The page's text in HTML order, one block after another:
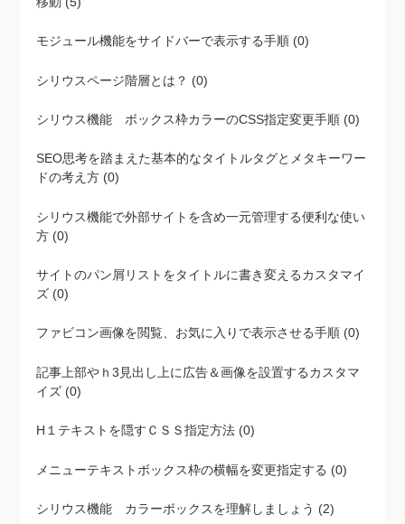
モジュール機能をサイドバーで表示する手順 (0)
シリウスページ階層とは？ (0)
シリウス機能 ボックス枠カラーのCSS指定変更手順 (0)
SEO思考を踏まえた基本的なタイトルタグとメタキーワー
シリウス機能で外部サイトを含め一元管理する便利な使い
サイトのパン屑リストをタイトルに書き変えるカスタマイ
ファビコン画像を閲覧、お気に入りで表示させる手順 (0)
記事上部やｈ3見出し上に広告＆画像を設置するカスタマ
H１テキストを隠すＣＳＳ指定方法 (0)
メニューテキストボックス枠の横幅を変更指定する (0)
シリウス機能 カラーボックスを理解しましょう (2)
ヘッダー画像をオリジナルに作成しよう (3)